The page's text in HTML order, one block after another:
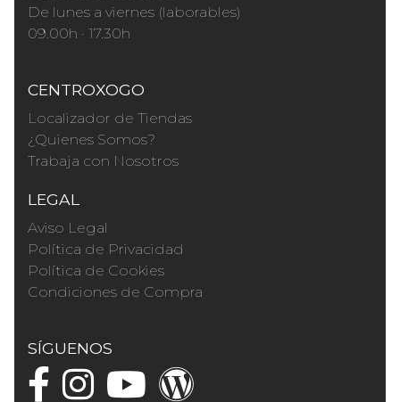
De lunes a viernes (laborables)
09.00h · 17.30h
CENTROXOGO
Localizador de Tiendas
¿Quienes Somos?
Trabaja con Nosotros
LEGAL
Aviso Legal
Política de Privacidad
Política de Cookies
Condiciones de Compra
SÍGUENOS